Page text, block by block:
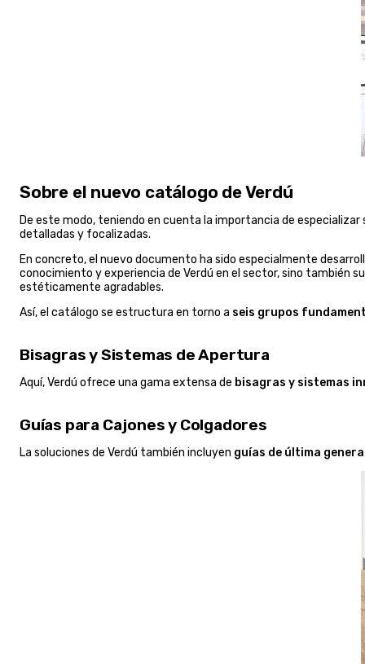
Sobre el nuevo catálogo de Verdú
De este modo, teniendo en cuenta la importancia de
detalladas y focalizadas.
En concreto, el nuevo documento ha sido especialmente
conocimiento y experiencia de Verdú en el sector, sino también
estéticamente agradables.
Así, el catálogo se estructura en torno a seis grupos
Bisagras y Sistemas de Apertura
Aquí, Verdú ofrece una gama extensa de bisagras y sistemas
Guías para Cajones y Colgadores
La soluciones de Verdú también incluyen guías de última